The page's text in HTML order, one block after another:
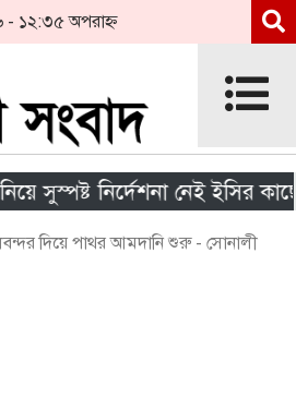
- ১২:৩৫ অপরাহ্ন
নির্দেশনা নেই ইসির কাছে
দিয়ে পাথর আমদানি শুরু - সোনালী